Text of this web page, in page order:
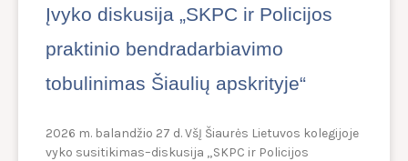
Įvyko diskusija „SKPC ir Policijos
praktinio bendradarbiavimo
tobulinimas Šiaulių apskrityje“
2026 m. balandžio 27 d. VšĮ Šiaurės Lietuvos kolegijoje
vyko susitikimas–diskusija „SKPC ir Policijos